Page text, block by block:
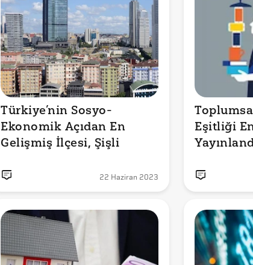
Türkiye’nin Sosyo-
Ekonomik Açıdan En
Gelişmiş İlçesi, Şişli
22 Haziran 2023
Eşitliği